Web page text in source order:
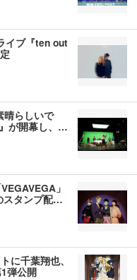
イブ『ten out
晴らしいで
が開幕し、…
」
スタンプ配…
に千葉翔也、
弾公開